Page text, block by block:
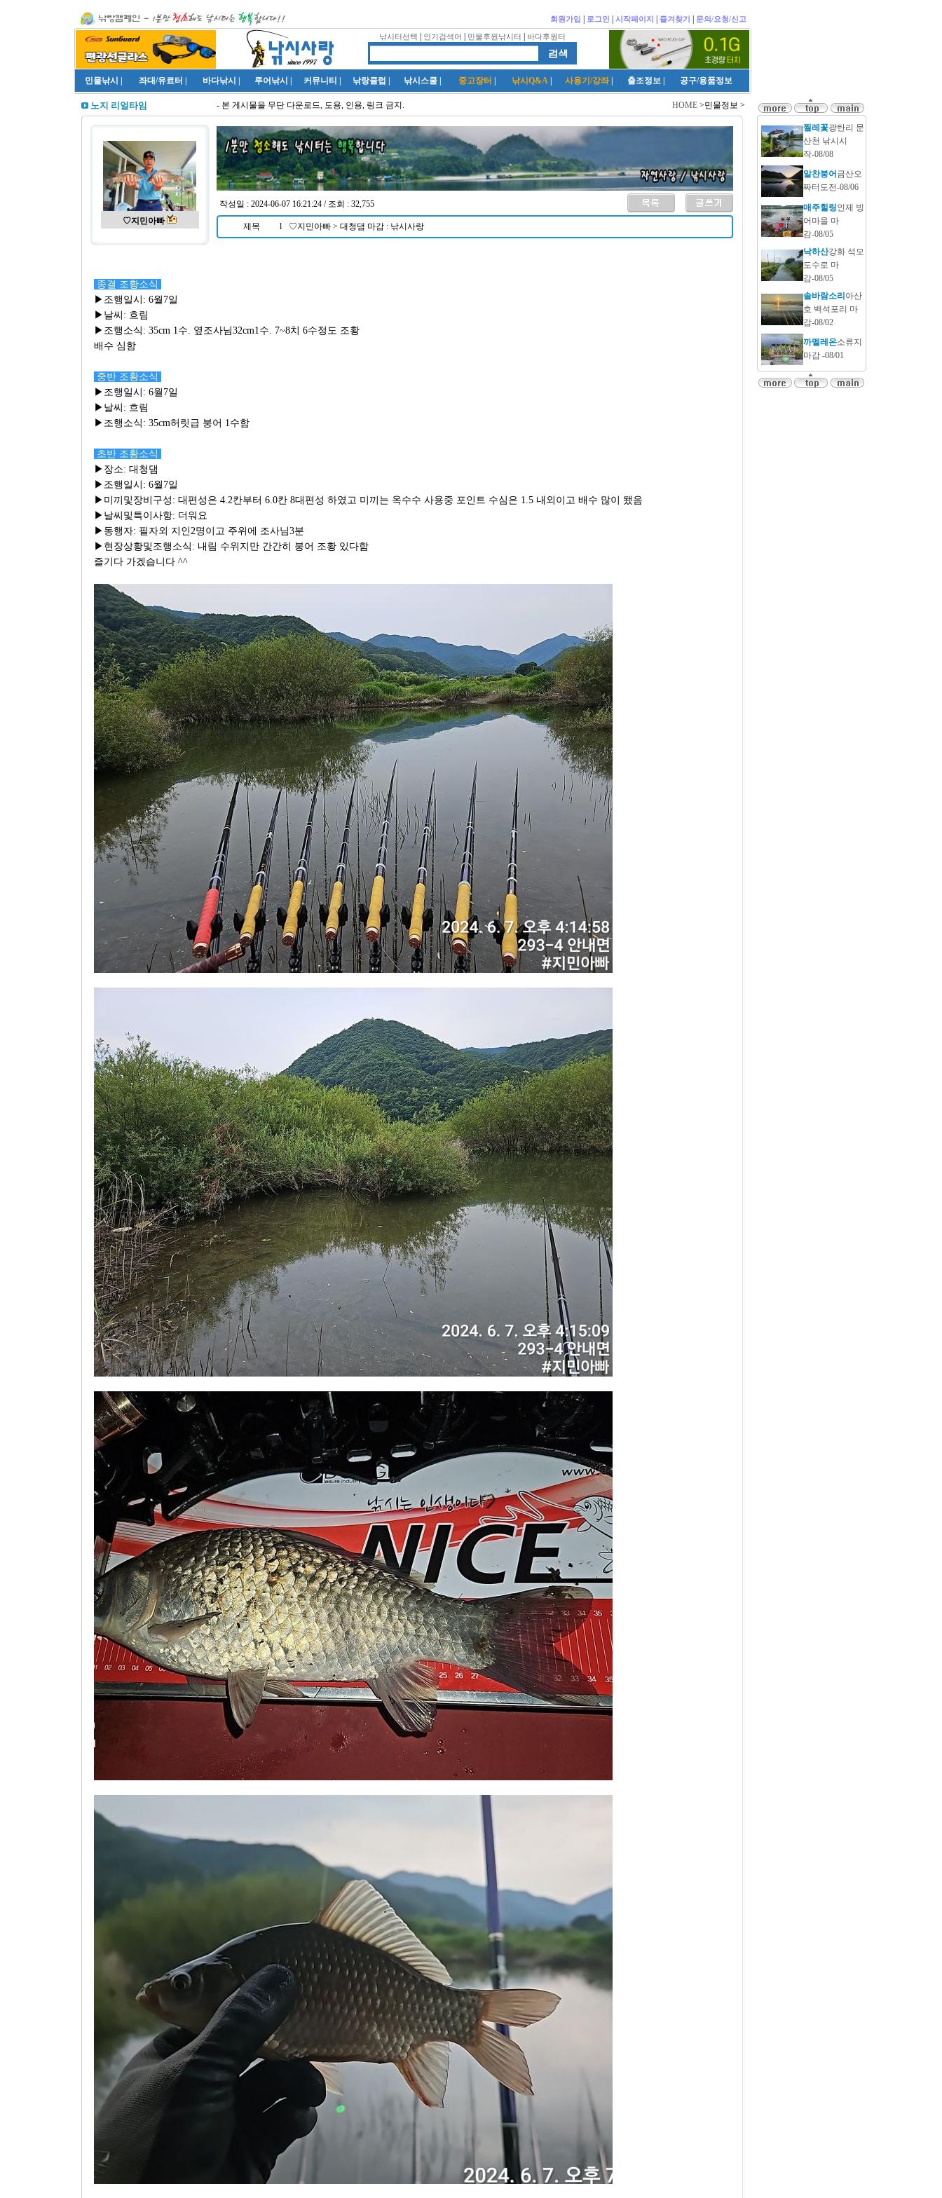
회원가입 로그인 시작페이지 즐겨찾기 문의/요청/신고
낚시터선택 인기검색어 민물후원낚시터 바다후원터
민물낚시 좌대/유료터 바다낚시 루어낚시 커뮤니티 낚랑클럽 낚시스쿨 중고장터 낚시Q&A 사용기/강좌 출조정보 공구/용품정보
노지 리얼타임 - 본 게시물을 무단 다운로드, 도용, 인용, 링크 금지. HOME>민물정보 >
♡지민아빠
작성일 : 2024-06-07 16:21:24 / 조회 : 32,755
제목 l ♡지민아빠 > 대청댐 마감 : 낚시사랑
종결 조황소식
▶조행일시: 6월7일
▶날씨: 흐림
▶조행소식: 35cm 1수. 옆조사님32cm1수. 7~8치 6수정도 조황
배수 심함
중반 조황소식
▶조행일시: 6월7일
▶날씨: 흐림
▶조행소식: 35cm허릿급 붕어 1수함
초반 조황소식
▶장소: 대청댐
▶조행일시: 6월7일
▶미끼및장비구성: 대편성은 4.2칸부터 6.0칸 8대편성 하였고 미끼는 옥수수 사용중 포인트 수심은 1.5 내외이고 배수 많이 됐음
▶날씨및특이사항: 더워요
▶동행자: 필자외 지인2명이고 주위에 조사님3분
▶현장상황및조행소식: 내림 수위지만 간간히 붕어 조황 있다함
즐기다 가겠습니다 ^^
찔레꽃광탄리 문
산천 낚시시
작-08/08
알찬붕어 금산오
짜터도전-08/06
매주힐링인제 빙
어마을 마
감-08/05
낙하산강화 석모
도수로 마
감-08/05
솔바람소리 아산
호 백석포리 마
감-08/02
까멜레온소류지
마감 -08/01